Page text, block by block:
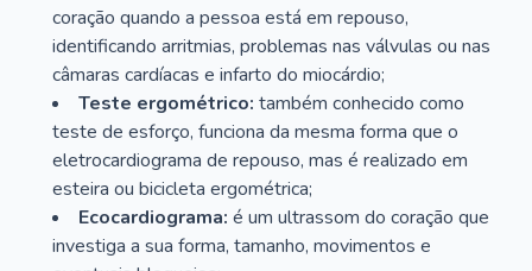
coração quando a pessoa está em repouso,
identificando arritmias, problemas nas válvulas ou nas
câmaras cardíacas e infarto do miocárdio;
Teste ergométrico: também conhecido como
teste de esforço, funciona da mesma forma que o
eletrocardiograma de repouso, mas é realizado em
esteira ou bicicleta ergométrica;
Ecocardiograma: é um ultrassom do coração que
investiga a sua forma, tamanho, movimentos e